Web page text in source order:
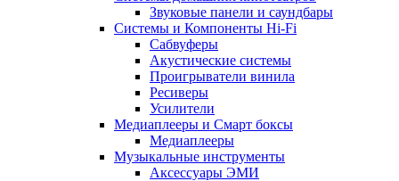
Звуковые панели и саундбары
Системы и Компоненты Hi-Fi
Сабвуферы
Акустические системы
Проигрыватели винила
Ресиверы
Усилители
Медиаплееры и Смарт боксы
Медиаплееры
Музыкальные инструменты
Аксессуары ЭМИ